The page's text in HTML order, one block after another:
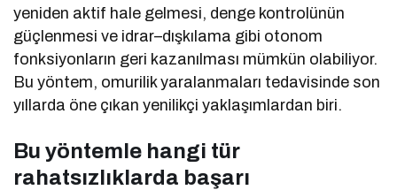
yeniden aktif hale gelmesi, denge kontrolünün
güçlenmesi ve idrar–dışkılama gibi otonom
fonksiyonların geri kazanılması mümkün olabiliyor.
Bu yöntem, omurilik yaralanmaları tedavisinde son
yıllarda öne çıkan yenilikçi yaklaşımlardan biri.
Bu yöntemle hangi tür
rahatsızlıklarda başarı